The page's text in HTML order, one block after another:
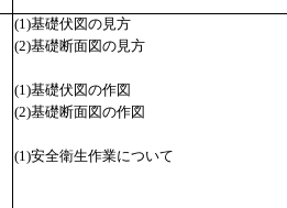
(1)基礎伏図の見方
(2)基礎断面図の見方
(1)基礎伏図の作図
(2)基礎断面図の作図
(1)安全衛生作業について